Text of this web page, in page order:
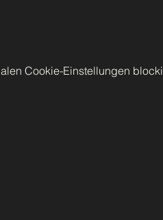
Cookie-Einstellungen